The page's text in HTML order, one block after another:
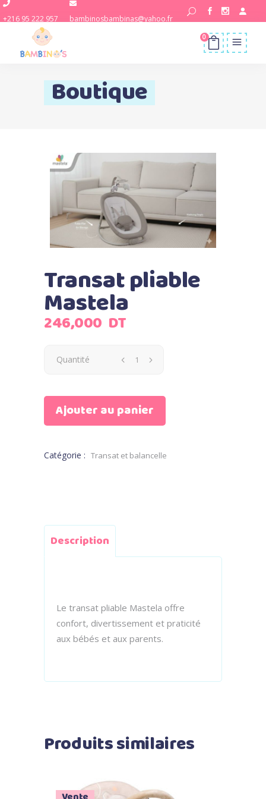
+216 95 222 957 bambinosbambinas@yahoo.fr
0
Boutique
Transat pliable
Mastela
246,000 DT
Quantité
Ajouter au panier
Catégorie : Transat et balancelle
Description
Le transat pliable Mastela offre
confort, divertissement et praticité
aux bébés et aux parents.
Produits similaires